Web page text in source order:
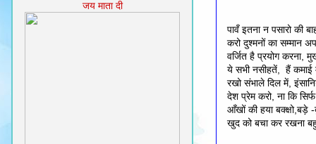
पावँ इतना न पसारो की
करो दुश्मनों का सम्मान
वर्जित है प्रयोग करना,
ये सभी नसीहतें, हैं कमाई
रखो संभाले दिल में,
देश प्रेम करो, ना कि
आँखों की हया बक्क्षो,बड़े
खुद को बचा कर रखना
जय माता दी